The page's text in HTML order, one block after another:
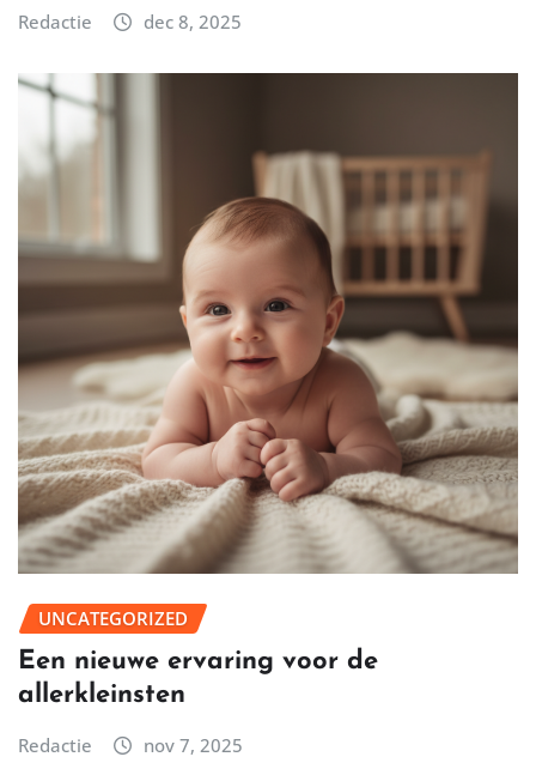
Redactie dec 8, 2025
UNCATEGORIZED
Een nieuwe ervaring voor de
allerkleinsten
Redactie nov 7, 2025